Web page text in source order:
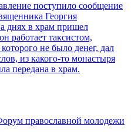
поступило сообщение
Георгия
днях в храм пришел
работает таксистом,
не было денег, дал
из какого-то монастыря
передана в храм.